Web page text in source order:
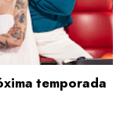
temporada